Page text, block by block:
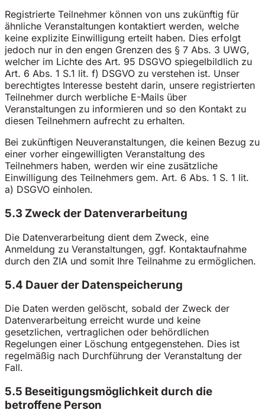
Registrierte Teilnehmer können von uns zukünftig für
ähnliche Veranstaltungen kontaktiert werden, welche
keine explizite Einwilligung erteilt haben. Dies erfolgt
jedoch nur in den engen Grenzen des § 7 Abs. 3 UWG,
welcher im Lichte des Art. 95 DSGVO spiegelbildlich zu
Art. 6 Abs. 1 S.1 lit. f) DSGVO zu verstehen ist. Unser
berechtigtes Interesse besteht darin, unsere registrierten
Teilnehmer durch werbliche E-Mails über
Veranstaltungen zu informieren und so den Kontakt zu
diesen Teilnehmern aufrecht zu erhalten.
Bei zukünftigen Neuveranstaltungen, die keinen Bezug zu
einer vorher eingewilligten Veranstaltung des
Teilnehmers haben, werden wir eine zusätzliche
Einwilligung des Teilnehmers gem. Art. 6 Abs. 1 S. 1 lit.
a) DSGVO einholen.
5.3 Zweck der Datenverarbeitung
Die Datenverarbeitung dient dem Zweck, eine
Anmeldung zu Veranstaltungen, ggf. Kontaktaufnahme
durch den ZIA und somit Ihre Teilnahme zu ermöglichen.
5.4 Dauer der Datenspeicherung
Die Daten werden gelöscht, sobald der Zweck der
Datenverarbeitung erreicht wurde und keine
gesetzlichen, vertraglichen oder behördlichen
Regelungen einer Löschung entgegenstehen. Dies ist
regelmäßig nach Durchführung der Veranstaltung der
Fall.
5.5 Beseitigungsmöglichkeit durch die
betroffene Person